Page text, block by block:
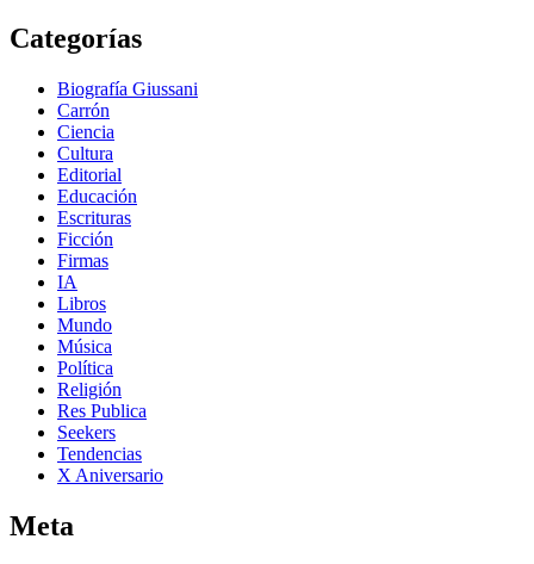
Categorías
Biografía Giussani
Carrón
Ciencia
Cultura
Editorial
Educación
Escrituras
Ficción
Firmas
IA
Libros
Mundo
Música
Política
Religión
Res Publica
Seekers
Tendencias
X Aniversario
Meta